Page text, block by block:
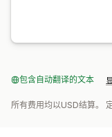
包含自动翻译的文本
所有费用均以USD结算。